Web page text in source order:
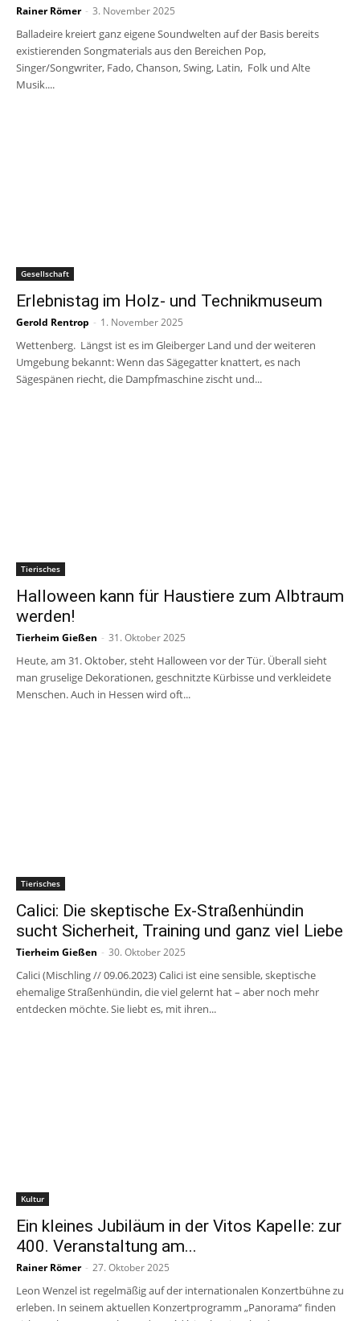
Rainer Römer - 3. November 2025
Balladeire kreiert ganz eigene Soundwelten auf der Basis bereits
existierenden Songmaterials aus den Bereichen Pop,
Singer/Songwriter, Fado, Chanson, Swing, Latin, Folk und Alte
Musik....
Gesellschaft
Erlebnistag im Holz- und Technikmuseum
Gerold Rentrop - 1. November 2025
Wettenberg. Längst ist es im Gleiberger Land und der weiteren
Umgebung bekannt: Wenn das Sägegatter knattert, es nach
Sägespänen riecht, die Dampfmaschine zischt und...
Tierisches
Halloween kann für Haustiere zum Albtraum
werden!
Tierheim Gießen - 31. Oktober 2025
Heute, am 31. Oktober, steht Halloween vor der Tür. Überall sieht
man gruselige Dekorationen, geschnitzte Kürbisse und verkleidete
Menschen. Auch in Hessen wird oft...
Tierisches
Calici: Die skeptische Ex-Straßenhündin
sucht Sicherheit, Training und ganz viel Liebe
Tierheim Gießen - 30. Oktober 2025
Calici (Mischling // 09.06.2023) Calici ist eine sensible, skeptische
ehemalige Straßenhündin, die viel gelernt hat – aber noch mehr
entdecken möchte. Sie liebt es, mit ihren...
Kultur
Ein kleines Jubiläum in der Vitos Kapelle: zur
400. Veranstaltung am...
Rainer Römer - 27. Oktober 2025
Leon Wenzel ist regelmäßig auf der internationalen Konzertbühne zu
erleben. In seinem aktuellen Konzertprogramm „Panorama“ finden